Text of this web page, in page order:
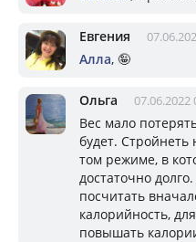
Евгения
Алла, 🤪
Ольга 07.06.2022
Вес мало
будет. Стройнеть
том режиме, в
достаточно
посчитать
калорийность,
повышать